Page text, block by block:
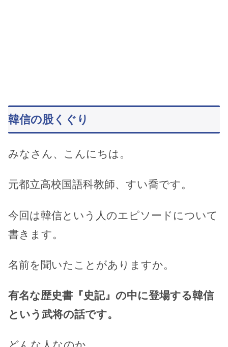
韓信の股くぐり
みなさん、こんにちは。
元都立高校国語科教師、すい喬です。
今回は韓信という人のエピソードについて
書きます。
名前を聞いたことがありますか。
有名な歴史書『史記』の中に登場する韓信
という武将の話です。
どんな人なのか。